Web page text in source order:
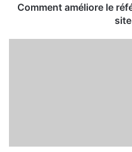
Comment améliore le